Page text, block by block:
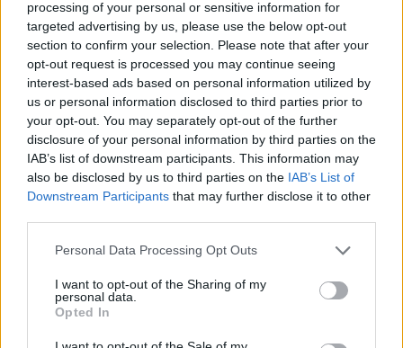
processing of your personal or sensitive information for
targeted advertising by us, please use the below opt-out
section to confirm your selection. Please note that after your
opt-out request is processed you may continue seeing
interest-based ads based on personal information utilized by
us or personal information disclosed to third parties prior to
your opt-out. You may separately opt-out of the further
disclosure of your personal information by third parties on the
IAB’s list of downstream participants. This information may
also be disclosed by us to third parties on the IAB’s List of
Downstream Participants that may further disclose it to other
Please note that this website/app uses one or more Google
not limited to your visit or usage behaviour. You may click to
grant or deny consent to Google and its third-party tags to
use your data for below specified purposes in below Google
consent section.
Personal Data Processing Opt Outs
I want to opt-out of the Sharing of my
personal data.
Opted In
A fellépőkről:
KOVARY(neo) / nu-electro, moombahton
A neo 2007 óta akív szereplője a budapesti
klubéletnek, és hamarosan megjelenik új EP-
je az amerikai Noiseporn Records-nál.
A NEO zenekar mellett aktívan dj-zik, az évek
során a legtöbb budapesti underground
klubban megfordult, többször játszott a
az electro, a disco és funk határmezsgyéjén
mozog. Első önálló (dupla) Ep-jén a saját
trekkek mellett olyan olyan neves hazai és
külföldi remixerek készítettek átiratot mint
Mark Lam, Stereo Killaz vagy TMX. Emellett